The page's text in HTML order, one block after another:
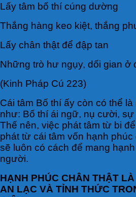
Lấy tâm bố thí cúng dường
Thắng hàng keo kiệt, thắng
Lấy chân thật để đập tan
Những trò hư ngụy, dối gian ở
(Kinh Pháp Cú 223)
Cái tâm Bố thí ấy còn có thể
như: Bố thí ái ngữ, nụ cười,
Thế nên, việc phát tâm từ bi
phát từ cái tâm vốn hạnh
sẽ luôn có cách để mang
người.
HẠNH PHÚC CHÂN THẬT
AN LẠC VÀ TỈNH THỨC